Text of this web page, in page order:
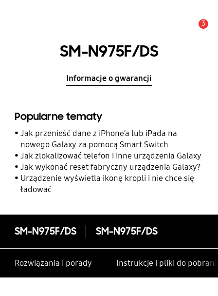
3
SM-N975F/DS
Informacje o gwarancji
Popularne tematy
Jak przenieść dane z iPhone’a lub iPada na
nowego Galaxy za pomocą Smart Switch
Jak zlokalizować telefon i inne urządzenia Galaxy
Jak wykonać reset fabryczny urządzenia Galaxy?
Urządzenie wyświetla ikonę kropli i nie chce się
ładować
SM-N975F/DS SM-N975F/DS
Rozwiązania i porady Instrukcje i pliki do